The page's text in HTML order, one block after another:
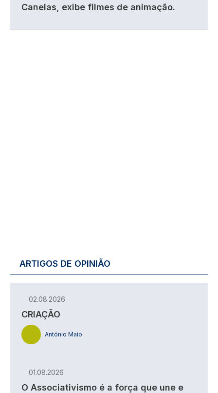
Canelas, exibe filmes de animação.
ARTIGOS DE OPINIÃO
02.08.2026
CRIAÇÃO
António Maio
01.08.2026
O Associativismo é a força que une e